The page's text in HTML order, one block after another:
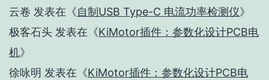
云卷 发表在《自制USB Type-C 电流功率检测仪》
极客石头 发表在《KiMotor插件：参数化设计PCB电
机》
徐咏明 发表在《KiMotor插件：参数化设计PCB电